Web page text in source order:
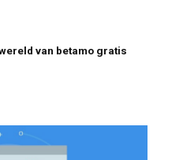
van betamo gratis